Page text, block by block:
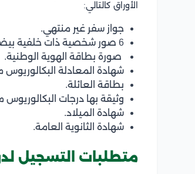
الأوراق كالتالي:
جواز سفر غير منتهي.
6 صور شخصية ذات خلفية بيضاء
صورة بطاقة الهوية الوطنية.
شهادة المعادلة
بطاقة العائلة.
وثيقة بها درجات
شهادة الميلاد.
شهادة الثانوية العامة.
متطلبات التسجيل